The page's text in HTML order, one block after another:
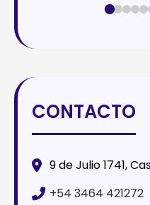
CONTACTO
9 de Julio 1741,
+54 3464 421272